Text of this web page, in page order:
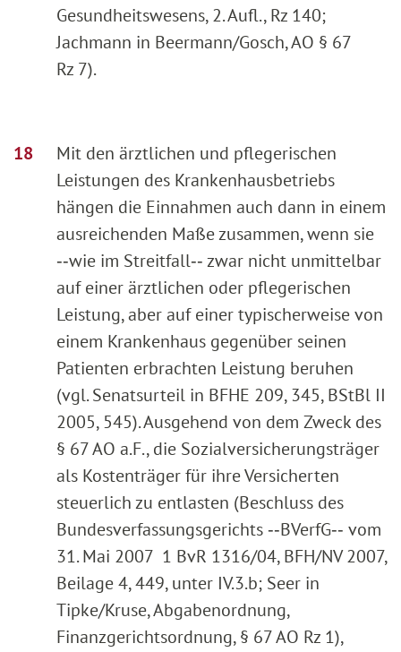
Gesundheitswesens, 2. Aufl., Rz 140;
Jachmann in Beermann/Gosch, AO § 67
Rz 7).
Mit den ärztlichen und pflegerischen
Leistungen des Krankenhausbetriebs
hängen die Einnahmen auch dann in einem
ausreichenden Maße zusammen, wenn sie
‑‑wie im Streitfall‑‑ zwar nicht unmittelbar
auf einer ärztlichen oder pflegerischen
Leistung, aber auf einer typischerweise von
einem Krankenhaus gegenüber seinen
Patienten erbrachten Leistung beruhen
(vgl. Senatsurteil in BFHE 209, 345, BStBl II
2005, 545). Ausgehend von dem Zweck des
§ 67 AO a.F., die Sozialversicherungsträger
als Kostenträger für ihre Versicherten
steuerlich zu entlasten (Beschluss des
Bundesverfassungsgerichts ‑‑BVerfG‑‑ vom
31. Mai 2007 1 BvR 1316/04, BFH/NV 2007,
Beilage 4, 449, unter IV.3.b; Seer in
Tipke/Kruse, Abgabenordnung,
Finanzgerichtsordnung, § 67 AO Rz 1),